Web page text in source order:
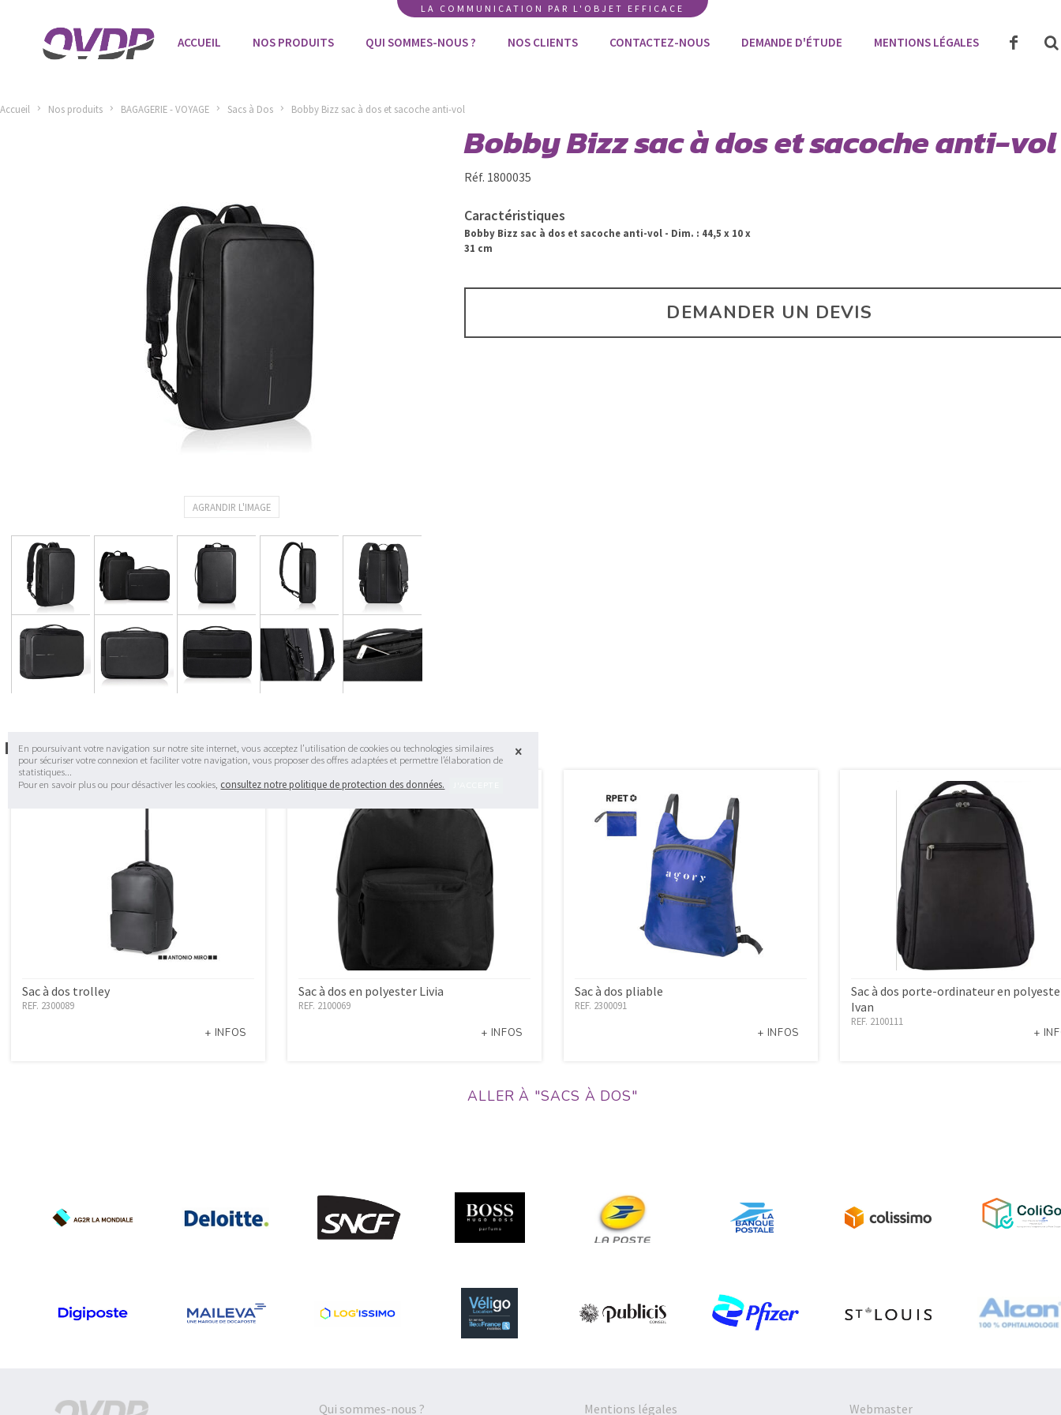
En poursuivant votre navigation sur notre site internet, vous acceptez l’utilisation de cookies ou technologies similaires
pour sécuriser votre connexion et faciliter votre navigation, vous proposer des offres adaptées et permettre l’élaboration de
statistiques...
Pour en savoir plus ou pour désactiver les cookies, consultez notre politique de protection des données.
LA COMMUNICATION PAR L'OBJET EFFICACE
ACCUEIL NOS PRODUITS QUI SOMMES-NOUS ? NOS CLIENTS CONTACTEZ-NOUS DEMANDE D'ÉTUDE MENTIONS LÉGALES
Accueil Nos produits BAGAGERIE - VOYAGE Sacs à Dos Bobby Bizz sac à dos et sacoche anti-vol
AGRANDIR L'IMAGE
Bobby Bizz sac à dos et sacoche anti-vol
Réf. 1800035
Caractéristiques
Bobby Bizz sac à dos et sacoche anti-vol - Dim. : 44,5 x 10 x
31 cm
DEMANDER UN DEVIS
Dans la même catégorie
Sac à dos trolley
REF. 2300089
+ INFOS
Sac à dos en polyester Livia
REF. 2100069
+ INFOS
Sac à dos pliable
REF. 2300091
+ INFOS
Sac à dos porte-ordinateur en
Ivan
REF. 2100111
+
ALLER À "SACS À DOS"
Qui sommes-nous ? Mentions légales Webmaster